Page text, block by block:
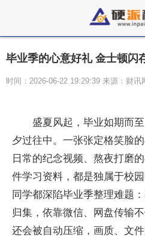
毕业季的心意好礼 金士顿闪
时间：2026-06-22 19:29:39 来源：财讯
盛夏风起，毕业如期而
夕过往中。一张张定格笑脸
日常的纪念视频、熬夜打磨
件学习资料，都是独属于校
同学都深陷毕业季整理难题
归集，依靠微信、网盘传输
还会被自动压缩，画质、文